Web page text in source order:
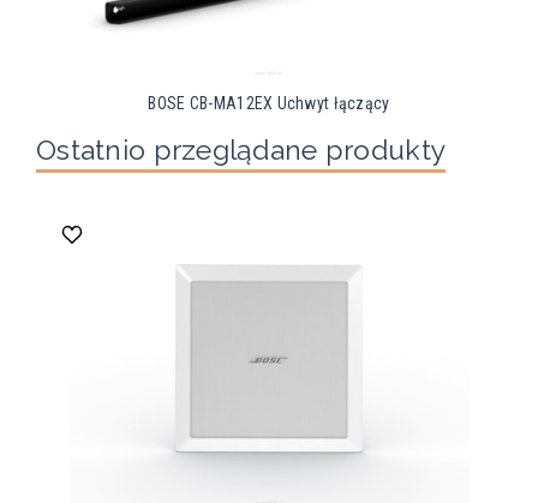
BOSE CB-MA12EX Uchwyt łączący
Ostatnio przeglądane produkty